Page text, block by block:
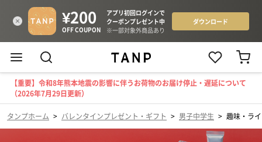
【重要】令和8年熊本地震の影響に伴うお荷物のお届け停止・遅延について
（2026年7月29日更新）
タンプホーム > バレンタインプレゼント・ギフト > 男子中学生 > 趣味・ラ